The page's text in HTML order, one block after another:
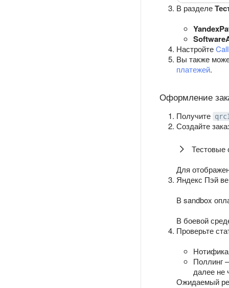
В разделе
Настройте
Вы также
платежей.
Оформление
Получите
Создайте
Для
Яндекс Пэй
В sandbox
В боевой
Проверьте
Поллинг
далее не
Ожидаемый